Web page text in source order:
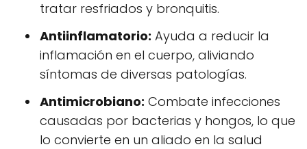
tratar resfriados y bronquitis.
Antiinflamatorio: Ayuda a reducir la
inflamación en el cuerpo, aliviando
síntomas de diversas patologías.
Antimicrobiano: Combate infecciones
causadas por bacterias y hongos, lo que
lo convierte en un aliado en la salud